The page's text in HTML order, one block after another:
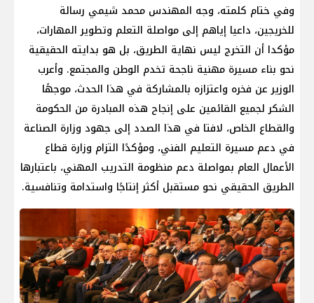
وفي ختام كلمته، وجه المهندس محمد شيمي رسالة
للخريجين، داعيا إياهم إلى مواصلة التعلم وتطوير المهارات،
مؤكدا أن التخرج ليس نهاية الطريق، بل هو بدايته الحقيقية
نحو بناء مسيرة مهنية ناجحة تخدم الوطن والمجتمع. وأعرب
الوزير عن فخره واعتزازه بالمشاركة في هذا الحدث، موجهًا
الشكر لجميع القائمين على إنجاح هذه المبادرة من الحكومة
والقطاع الخاص، لافتا في هذا الصدد إلى جهود وزارة الصناعة
في دعم مسيرة التعليم الفني، ومؤكدًا التزام وزارة قطاع
الأعمال العام بمواصلة دعم منظومة التدريب المهني، باعتبارها
الطريق الحقيقي نحو مستقبل أكثر إنتاجًا واستدامة وتنافسية.